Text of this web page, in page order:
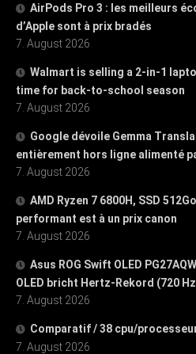
AirPods Pro 3 : les meilleurs
d’Apple sont à prix bradés
7. August 2026
Walmart is selling a 2-in-1
time for back-to-school season
7. August 2026
Google dévoile Gemma
entièrement hors ligne alimenté
7. August 2026
AMD Ryzen 7 6800H, SSD
performant est à un prix canon
7. August 2026
Asus ROG Swift OLED
OLED bricht Hertz-Rekord (720
7. August 2026
Comparatif / 38 cpu/
7. August 2026